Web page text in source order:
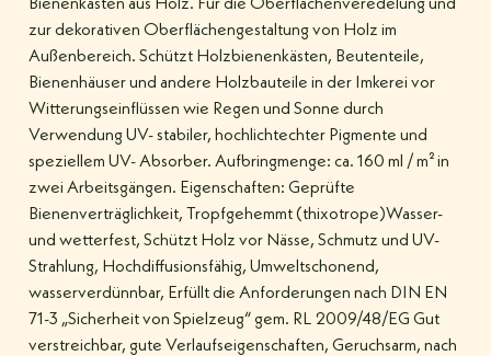
Bienenkästen aus Holz. Für die Oberflächenveredelung und
zur dekorativen Oberflächengestaltung von Holz im
Außenbereich. Schützt Holzbienenkästen, Beutenteile,
Bienenhäuser und andere Holzbauteile in der Imkerei vor
Witterungseinflüssen wie Regen und Sonne durch
Verwendung UV- stabiler, hochlichtechter Pigmente und
speziellem UV- Absorber. Aufbringmenge: ca. 160 ml / m² in
zwei Arbeitsgängen. Eigenschaften: Geprüfte
Bienenverträglichkeit, Tropfgehemmt (thixotrope)Wasser-
und wetterfest, Schützt Holz vor Nässe, Schmutz und UV-
Strahlung, Hochdiffusionsfähig, Umweltschonend,
wasserverdünnbar, Erfüllt die Anforderungen nach DIN EN
71-3 „Sicherheit von Spielzeug“ gem. RL 2009/48/EG Gut
verstreichbar, gute Verlaufseigenschaften, Geruchsarm, nach